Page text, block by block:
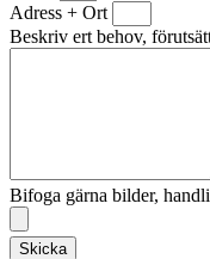
Adress + Ort
Beskriv ert behov,
Bifoga gärna bilder,
Skicka